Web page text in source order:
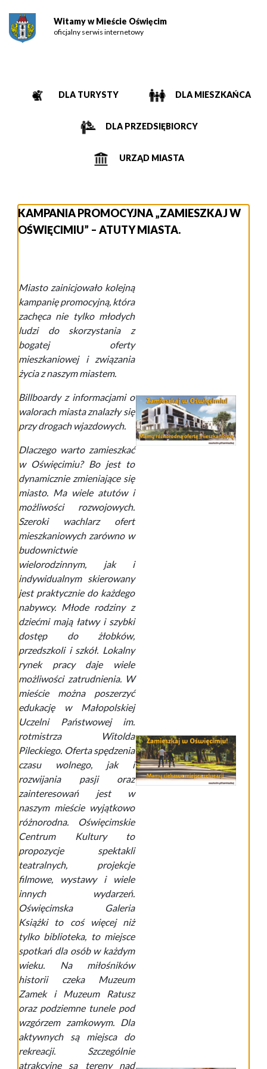
Witamy w Mieście Oświęcim
oficjalny serwis internetowy
DLA TURYSTY DLA MIESZKAŃCA
DLA PRZEDSIĘBIORCY
URZĄD MIASTA
KAMPANIA PROMOCYJNA „ZAMIESZKAJ W
OŚWIĘCIMIU” – ATUTY MIASTA.
Miasto zainicjowało kolejną
kampanię promocyjną, która
zachęca nie tylko młodych
ludzi do skorzystania z
bogatej oferty
mieszkaniowej i związania
życia z naszym miastem.
Billboardy z informacjami o
walorach miasta znalazły się
przy drogach wjazdowych.
Dlaczego warto zamieszkać
w Oświęcimiu? Bo jest to
dynamicznie zmieniające się
miasto. Ma wiele atutów i
możliwości rozwojowych.
Szeroki wachlarz ofert
mieszkaniowych zarówno w
budownictwie
wielorodzinnym, jak i
indywidualnym skierowany
jest praktycznie do każdego
nabywcy. Młode rodziny z
dziećmi mają łatwy i szybki
dostęp do żłobków,
przedszkoli i szkół. Lokalny
rynek pracy daje wiele
możliwości zatrudnienia. W
mieście można poszerzyć
edukację w Małopolskiej
Uczelni Państwowej im.
rotmistrza Witolda
Pileckiego. Oferta spędzenia
czasu wolnego, jak i
rozwijania pasji oraz
zainteresowań jest w
naszym mieście wyjątkowo
różnorodna. Oświęcimskie
Centrum Kultury to
propozycje spektakli
teatralnych, projekcje
filmowe, wystawy i wiele
innych wydarzeń.
Oświęcimska Galeria
Książki to coś więcej niż
tylko biblioteka, to miejsce
spotkań dla osób w każdym
wieku. Na miłośników
historii czeka Muzeum
Zamek i Muzeum Ratusz
oraz podziemne tunele pod
wzgórzem zamkowym. Dla
aktywnych są miejsca do
rekreacji. Szczególnie
atrakcyjne są tereny nad